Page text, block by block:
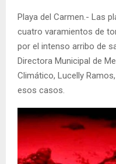
Playa del Carmen.- Las
cuatro varamientos de
por el intenso arribo de
Directora Municipal de
Climático, Lucelly
esos casos.